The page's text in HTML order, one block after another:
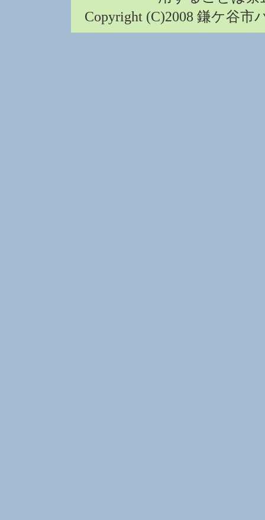
Copyright (C)2008 鎌ケ谷市